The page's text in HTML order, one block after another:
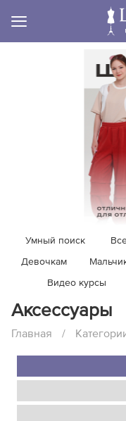
Умный поиск
Девочкам
Видео курсы
Аксессуары
Главная /